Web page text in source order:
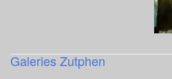
Galeries Zutphen